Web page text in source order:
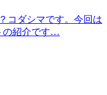
コダシマです。今回は
の紹介です…